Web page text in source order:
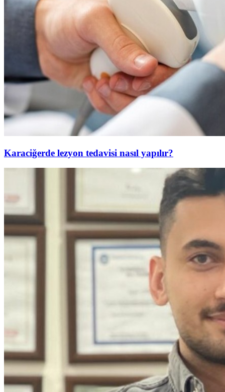
Karaciğerde lezyon tedavisi nasıl yapılır?